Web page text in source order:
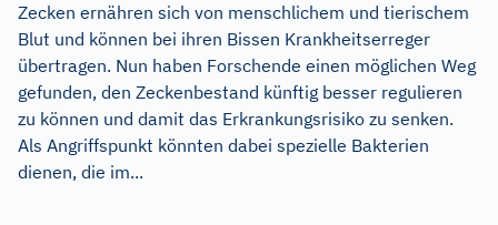
Zecken ernähren sich von menschlichem und tierischem
Blut und können bei ihren Bissen Krankheitserreger
übertragen. Nun haben Forschende einen möglichen Weg
gefunden, den Zeckenbestand künftig besser regulieren
zu können und damit das Erkrankungsrisiko zu senken.
Als Angriffspunkt könnten dabei spezielle Bakterien
dienen, die im...